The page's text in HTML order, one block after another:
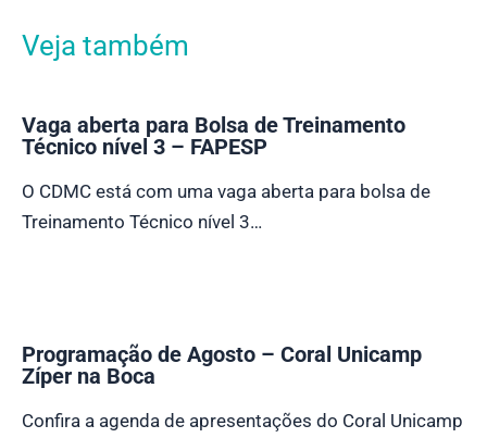
Veja também
Vaga aberta para Bolsa de Treinamento
Técnico nível 3 – FAPESP
O CDMC está com uma vaga aberta para bolsa de
Treinamento Técnico nível 3…
Programação de Agosto – Coral Unicamp
Zíper na Boca
Confira a agenda de apresentações do Coral Unicamp